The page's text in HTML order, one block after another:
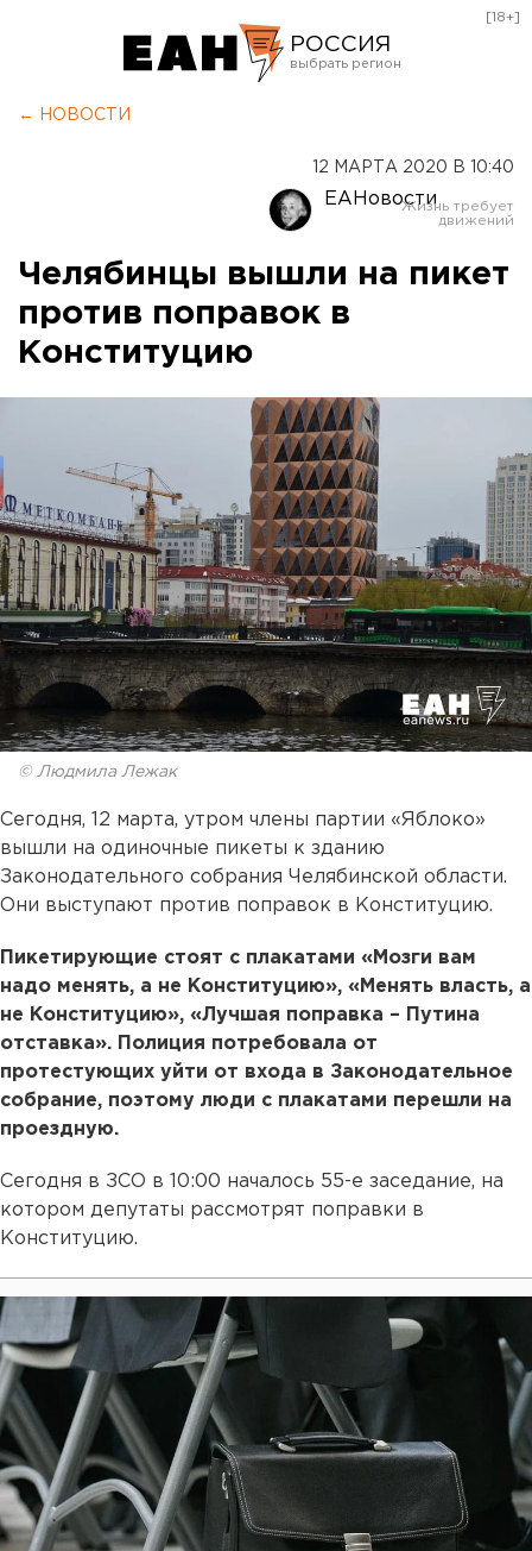
РОССИЯ
Оренбург
[18+]
← НОВОСТИ
12 МАРТА 2020 В 10:40
ЕАНовости
Челябинцы вышли на пикет
против поправок в
Конституцию
© Людмила Лежак
Сегодня, 12 марта, утром члены партии «Яблоко»
вышли на одиночные пикеты к зданию
Законодательного собрания Челябинской области.
Они выступают против поправок в Конституцию.
Пикетирующие стоят с плакатами «Мозги вам
надо менять, а не Конституцию», «Менять власть, а
не Конституцию», «Лучшая поправка – Путина
отставка». Полиция потребовала от
протестующих уйти от входа в Законодательное
собрание, поэтому люди с плакатами перешли на
проездную.
Сегодня в ЗСО в 10:00 началось 55-е заседание, на
котором депутаты рассмотрят поправки в
Конституцию.